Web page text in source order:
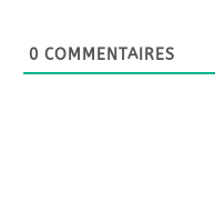
0 COMMENTAIRES